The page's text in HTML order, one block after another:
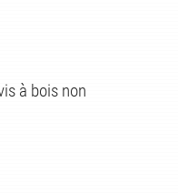
à bois non